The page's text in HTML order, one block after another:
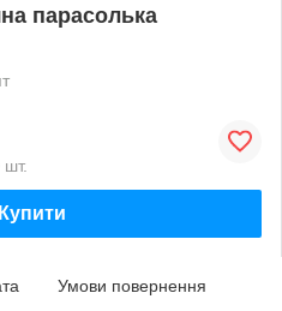
парасолька
Купити
Умови повернення